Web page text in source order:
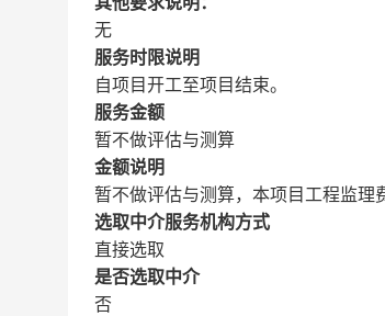
无
服务时限说明
自项目开工至项目结束。
服务金额
暂不做评估与测算
金额说明
暂不做评估与测算，本项目工程监理
选取中介服务机构方式
直接选取
是否选取中介
否